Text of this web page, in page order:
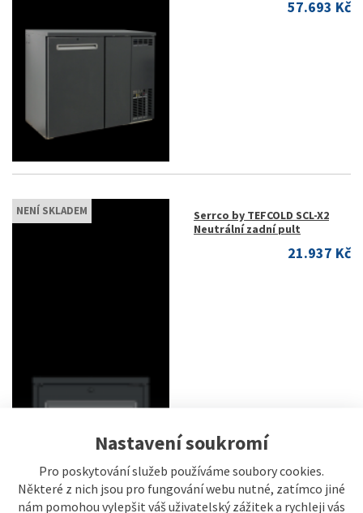
Nastavení soukromí
Pro poskytování služeb používáme soubory cookies.
Některé z nich jsou pro fungování webu nutné, zatímco jiné
nám pomohou vylepšit váš uživatelský zážitek a rychleji vás
57.693 Kč
NENÍ SKLADEM
Serrco by TEFCOLD SCL-X2
Neutrální zadní pult
21.937 Kč